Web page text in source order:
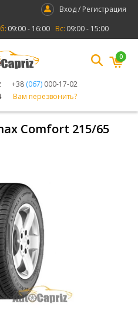
Вход / Регистрация
09:00 - 16:00 Вс: 09:00 - 15:00
+38 (067) 000-17-02
Вам перезвонить?
0
Comfort 215/65